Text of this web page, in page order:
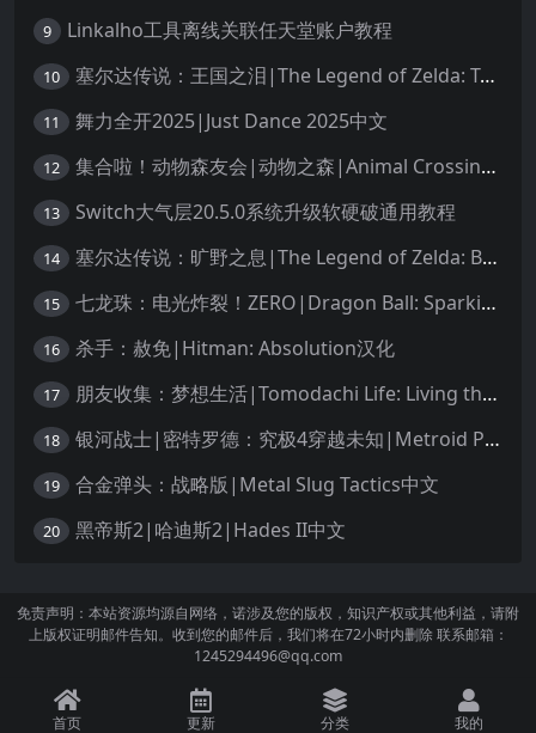
9 Linkalho工具离线关联任天堂账户教程
10 塞尔达传说：王国之泪|The Legend of Zelda: Tears of the Kingdom中文
11 舞力全开2025|Just Dance 2025中文
12 集合啦！动物森友会|动物之森|Animal Crossing: New Horizons中文
13 Switch大气层20.5.0系统升级软硬破通用教程
14 塞尔达传说：旷野之息|The Legend of Zelda: Breath of the Wild中文
15 七龙珠：电光炸裂！ZERO|Dragon Ball: Sparking! Zero中文
16 杀手：赦免|Hitman: Absolution汉化
17 朋友收集：梦想生活|Tomodachi Life: Living the Dream中文
18 银河战士|密特罗德：究极4穿越未知|Metroid Prime 4: Beyond中文
19 合金弹头：战略版|Metal Slug Tactics中文
20 黑帝斯2|哈迪斯2|Hades II中文
免责声明：本站资源均源自网络，诺涉及您的版权，知识产权或其他利益，请附
上版权证明邮件告知。收到您的邮件后，我们将在72小时内删除 联系邮箱：
1245294496@qq.com
首页 更新 分类 我的